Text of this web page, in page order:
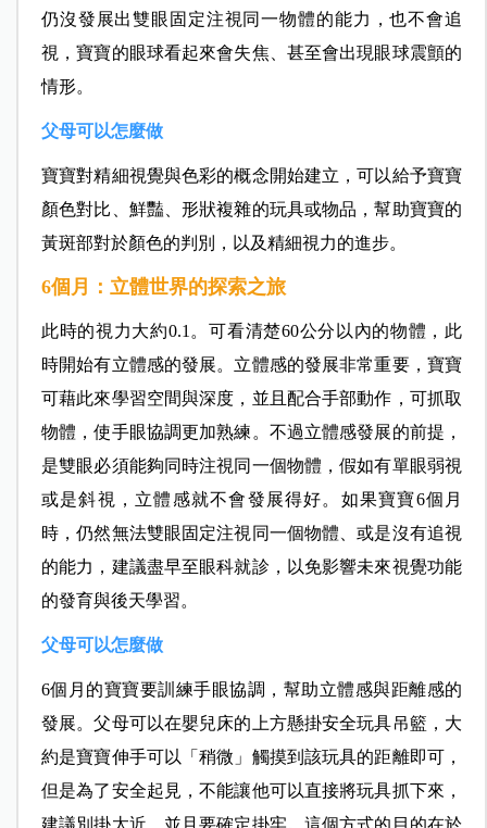
仍沒發展出雙眼固定注視同一物體的能力，也不會追
視，寶寶的眼球看起來會失焦、甚至會出現眼球震顫的
情形。
父母可以怎麼做
寶寶對精細視覺與色彩的概念開始建立，可以給予寶寶
顏色對比、鮮豔、形狀複雜的玩具或物品，幫助寶寶的
黃斑部對於顏色的判別，以及精細視力的進步。
6個月：立體世界的探索之旅
此時的視力大約0.1。可看清楚60公分以內的物體，此
時開始有立體感的發展。 立體感的發展非常重要，寶寶
可藉此來學習空間與深度，並且配合手部動作，可抓取
物體，使手眼協調更加熟練。不過立體感發展的前提，
是雙眼必須能夠同時注視同一個物體，假如有單眼弱視
或是斜視，立體感就不會發展得好。如果寶寶6個月
時，仍然無法雙眼固定注視同一個物體、或是沒有追視
的能力，建議盡早至眼科就診，以免影響未來視覺功能
的發育與後天學習。
父母可以怎麼做
6個月的寶寶要訓練手眼協調，幫助立體感與距離感的
發展。父母可以在嬰兒床的上方懸掛安全玩具吊籃，大
約是寶寶伸手可以「稍微」觸摸到該玩具的距離即可，
但是為了安全起見，不能讓他可以直接將玩具抓下來，